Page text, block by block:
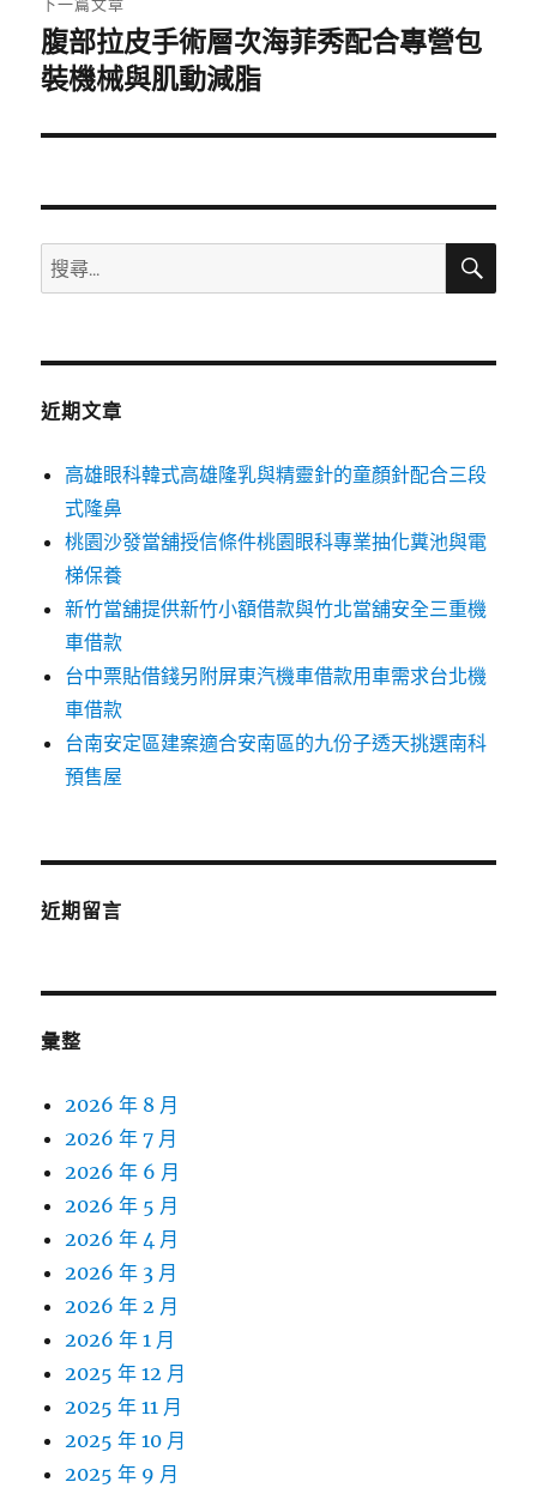
下
一
文
腹部拉皮手術層次海菲秀配合專營包
裝機械與肌動減脂
搜
尋
鍵
搜
近期文章
高雄眼科韓式高雄隆乳與精靈針的童顏針配合三段
式隆鼻
桃園沙發當舖授信條件桃園眼科專業抽化糞池與電
梯保養
新竹當舖提供新竹小額借款與竹北當舖安全三重機
車借款
台中票貼借錢另附屏東汽機車借款用車需求台北機
車借款
台南安定區建案適合安南區的九份子透天挑選南科
預售屋
近期留言
彙整
2026 年 8 月
2026 年 7 月
2026 年 6 月
2026 年 5 月
2026 年 4 月
2026 年 3 月
2026 年 2 月
2026 年 1 月
2025 年 12 月
2025 年 11 月
2025 年 10 月
2025 年 9 月